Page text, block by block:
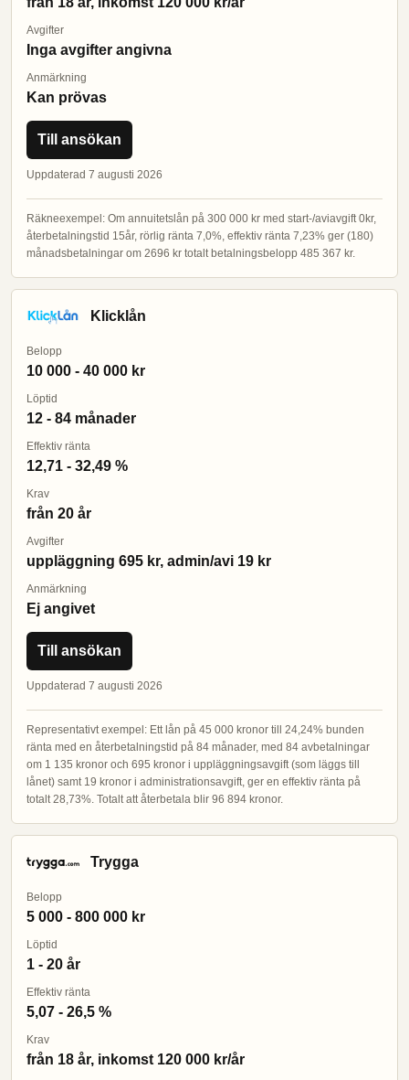
Avgifter
Inga avgifter angivna
Anmärkning
Kan prövas
Till ansökan
Uppdaterad 7 augusti 2026
Räkneexempel: Om annuitetslån på 300 000 kr med start-/aviavgift 0kr,
återbetalningstid 15år, rörlig ränta 7,0%, effektiv ränta 7,23% ger (180)
månadsbetalningar om 2696 kr totalt betalningsbelopp 485 367 kr.
Klicklån
Belopp
10 000 - 40 000 kr
Löptid
12 - 84 månader
Effektiv ränta
12,71 - 32,49 %
Krav
från 20 år
Avgifter
uppläggning 695 kr, admin/avi 19 kr
Anmärkning
Ej angivet
Till ansökan
Uppdaterad 7 augusti 2026
Representativt exempel: Ett lån på 45 000 kronor till 24,24% bunden
ränta med en återbetalningstid på 84 månader, med 84 avbetalningar
om 1 135 kronor och 695 kronor i uppläggningsavgift (som läggs till
lånet) samt 19 kronor i administrationsavgift, ger en effektiv ränta på
totalt 28,73%. Totalt att återbetala blir 96 894 kronor.
Trygga
Belopp
5 000 - 800 000 kr
Löptid
1 - 20 år
Effektiv ränta
5,07 - 26,5 %
Krav
från 18 år, inkomst 120 000 kr/år